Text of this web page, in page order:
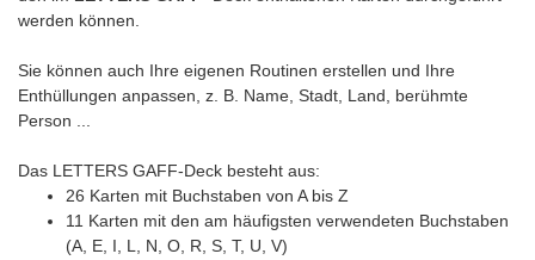
werden können.
Sie können auch Ihre eigenen Routinen erstellen und Ihre
Enthüllungen anpassen, z. B. Name, Stadt, Land, berühmte
Person ...
Das LETTERS GAFF-Deck besteht aus:
26 Karten mit Buchstaben von A bis Z
11 Karten mit den am häufigsten verwendeten Buchstaben
(A, E, I, L, N, O, R, S, T, U, V)